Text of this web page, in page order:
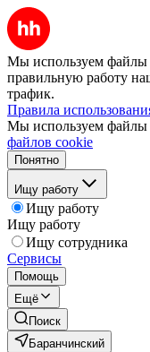
Мы используем файлы
правильную работу
трафик.
Правила
Мы используем файлы
файлов cookie
Понятно
Ищу работу
Ищу работу
Ищу работу
Ищу сотрудника
Сервисы
Помощь
Ещё
Поиск
Баранчинский